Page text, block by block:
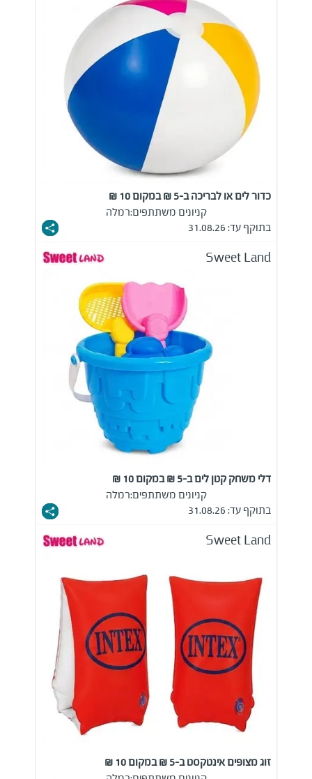
כדור לים או לבריכה ב-5 ₪ במקום 10 ₪
קניונים משתתפים:רמלה
בתוקף עד: 31.08.26
Sweet Land
דלי משחק קטן לים ב-5 ₪ במקום 10 ₪
קניונים משתתפים:רמלה
בתוקף עד: 31.08.26
Sweet Land
זוג מצופים אינטקסט ב-5 ₪ במקום 10 ₪